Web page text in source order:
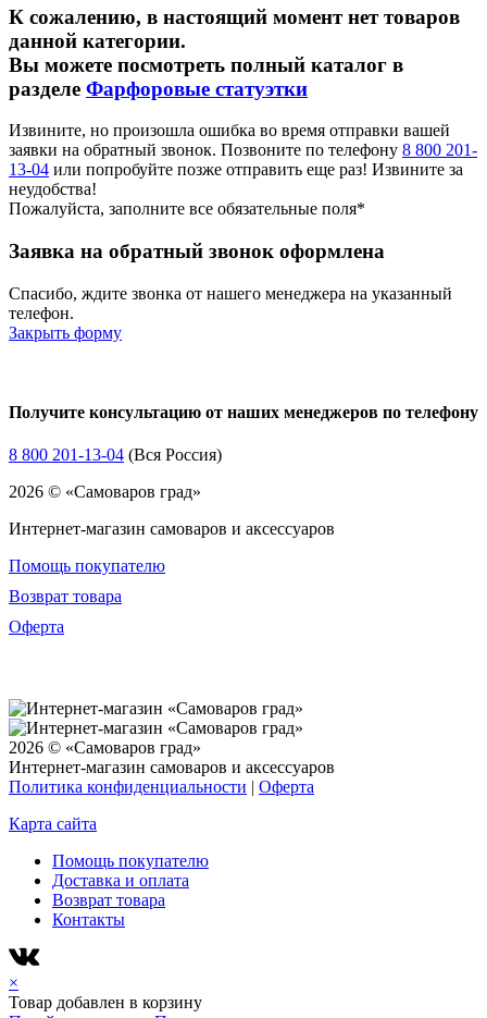
Другие заводы СССР
ГФЗ, Гжель
ДФЗ, Вербилки
ДФЗ, Дулево
ЗИК, Конаково
Чехия
Шри-Ланка
ЛЗФИ
ЛФЗ
Свернуть категории
К сожалению, в настоящий момент нет товаров
данной категории.
Вы можете посмотреть полный каталог в
разделе Фарфоровые статуэтки
Извините, но произошла ошибка во время отправки вашей
заявки на обратный звонок. Позвоните по телефону 8 800 201-
13-04 или попробуйте позже отправить еще раз! Извините за
неудобства!
Пожалуйста, заполните все обязательные поля*
Заявка на обратный звонок оформлена
Спасибо, ждите звонка от нашего менеджера на указанный
телефон.
Закрыть форму
Получите консультацию от наших менеджеров по телефону
8 800 201-13-04 (Вся Россия)
2026 © «Самоваров град»
Интернет-магазин самоваров и аксессуаров
Помощь покупателю
Возврат товара
Оферта
2026 © «Самоваров град»
Интернет-магазин самоваров и аксессуаров
Политика конфиденциальности | Оферта
Карта сайта
Помощь покупателю
Доставка и оплата
Возврат товара
Контакты
×
Товар добавлен в корзину